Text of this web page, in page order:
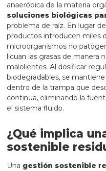
anaeróbica de la materia
soluciones biológicas
problema de raíz. En lugar
productos introducen miles
microorganismos no
licuan las grasas de manera
malolientes. Al dosificar
biodegradables, se
dentro de la trampa que
continua, eliminando la
el sistema fluido.
¿Qué implica
sostenible
Una gestión sostenible